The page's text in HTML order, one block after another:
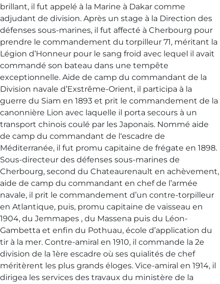
brillant, il fut appelé à la Marine à Dakar comme
adjudant de division. Après un stage à la Direction des
défenses sous-marines, il fut affecté à Cherbourg pour
prendre le commandement du torpilleur 71, méritant la
Légion d’Honneur pour le sang froid avec lequel il avait
commandé son bateau dans une tempête
exceptionnelle. Aide de camp du commandant de la
Division navale d’Exstrême-Orient, il participa à la
guerre du Siam en 1893 et prit le commandement de la
canonnière Lion avec laquelle il porta secours à un
transport chinois coulé par les Japonais. Nommé aide
de camp du commandant de l‘escadre de
Méditerranée, il fut promu capitaine de frégate en 1898.
Sous-directeur des défenses sous-marines de
Cherbourg, second du Chateaurenault en achèvement,
aide de camp du commandant en chef de l’armée
navale, il prit le commandement d’un contre-torpilleur
en Atlantique, puis, promu capitaine de vaisseau en
1904, du Jemmapes , du Massena puis du Léon-
Gambetta et enfin du Pothuau, école d’application du
tir à la mer. Contre-amiral en 1910, il commande la 2e
division de la 1ère escadre où ses quialités de chef
méritèrent les plus grands éloges. Vice-amiral en 1914, il
dirigea les services des travaux du ministère de la